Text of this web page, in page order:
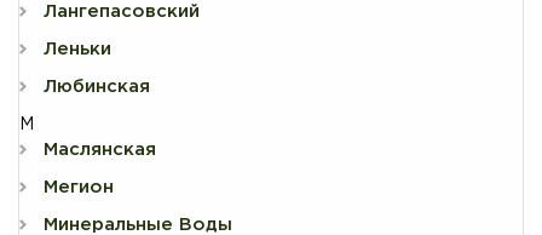
Лангепасовский
Леньки
Любинская
М
Маслянская
Мегион
Минеральные Воды